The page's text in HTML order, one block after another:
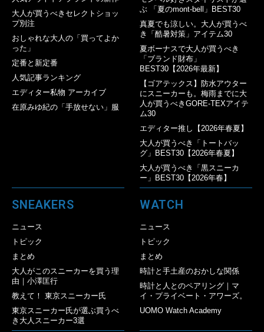
大人が買うべきセレクトショッ
プ別注
おしゃれな大人の「買ってよか
った」
定番と新定番
人気記事ランキング
エディター私物 アーカイブ
在原みゆ紀の「手放せない」服
ぶ 「夏のmont-bell」BEST30
真夏でも涼しい。大人が買うべ
き「酷暑対策」アイテム30
夏ボーナスで大人が買うべき
「ブランド財布」
BEST30【2026年最新】
【ゴアテックス】防水アウター
にスニーカーも。梅雨までに大
人が買うべきGORE-TEXアイテ
ム30
エディター推し【2026年春夏】
大人が買うべき「トートバッ
グ」BEST30【2026年春夏】
大人が買うべき「黒スニーカ
ー」BEST30【2026年春】
SNEAKERS
ニュース
トピック
まとめ
大人がこのスニーカーを買う理
由｜小澤匡行
教えて！ 東京スニーカー氏
東京スニーカー氏が選ぶ買うべ
き大人スニーカー3選
WATCH
ニュース
トピック
まとめ
時計と手土産のおかしな関係
時計と人とのペアリング｜マ
イ・プライベート・アワーズ。
UOMO Watch Academy